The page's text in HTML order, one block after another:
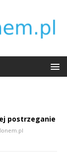
postrzeganie